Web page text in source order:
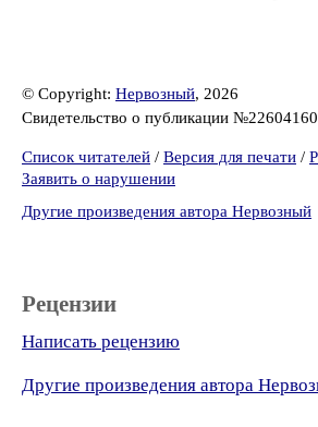
© Copyright: Нервозный, 2026
Свидетельство о публикации
Список читателей / Версия для печати /
Заявить о нарушении
Другие произведения автора Нервозный
Рецензии
Написать рецензию
Другие произведения автора